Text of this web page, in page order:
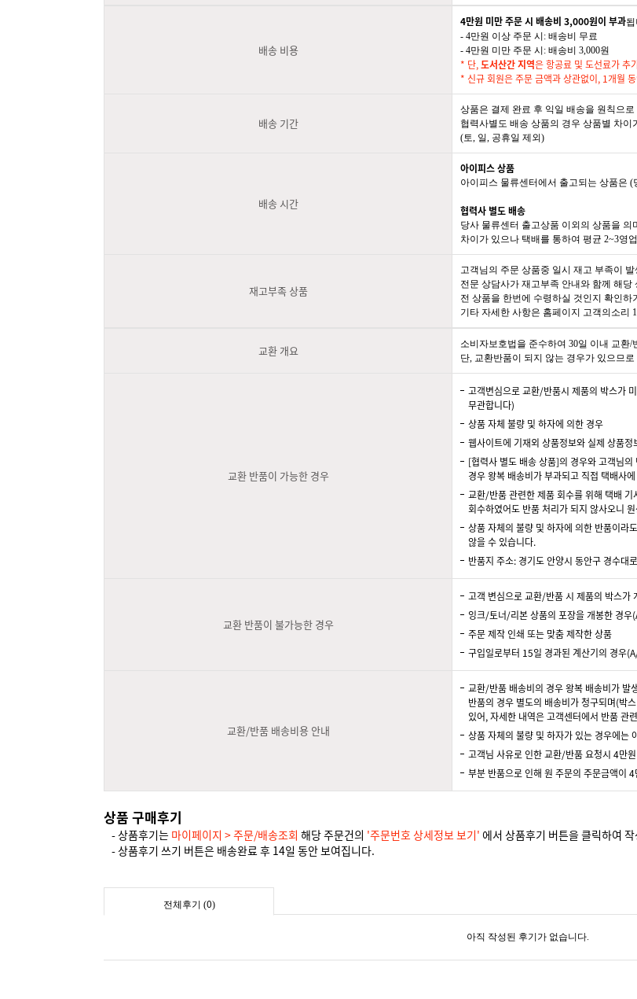
배송 비용
4만원 미만 주문 시 배송비 3,000원이 부과
- 4만원 이상 주문 시: 배송비 무료
- 4만원 미만 주문 시: 배송비 3,000원
* 단,도서산간 지역은 항공료 및 도선료가 추
* 신규 회원은 주문 금액과 상관없이, 1개월
배송 기간
상품은 결제 완료 후 익일 배송을 원칙으
협력사별도 배송 상품의 경우 상품별 차
(토, 일, 공휴일 제외)
배송 시간
아이피스 상품
아이피스 물류센터에서 출고되는 상품은
협력사 별도 배송
당사 물류센터 출고상품 이외의 상품을
차이가 있으나 택배를 통하여 평균 2~3영
재고부족 상품
고객님의 주문 상품중 일시 재고 부족이
전문 상담사가 재고부족 안내와 함께 해
전 상품을 한번에 수령하실 것인지 확인
기타 자세한 사항은 홈페이지 고객의소리
교환 개요
소비자보호법을 준수하여 30일 이내 교환/
단, 교환반품이 되지 않는 경우가 있으므
교환 반품이 가능한 경우
고객변심으로 교환/반품시 제품의 박스가
무관합니다)
상품 자체 불량 및 하자에 의한 경우
웹사이트에 기재외 상품정보와 실제 상품정
[협력사 별도 배송 상품]의 경우와 고객님
경우 왕복 배송비가 부과되고 직접 택배사
교환/반품 관련한 제품 회수를 위해 택배
회수하였어도 반품 처리가 되지 않사오니
상품 자체의 불량 및 하자에 의한 반품이라
않을 수 있습니다.
반품지 주소: 경기도 안양시 동안구 경수
교환 반품이 불가능한 경우
고객 변심으로 교환/반품 시 제품의 박스가
잉크/토너/리본 상품의 포장을 개봉한 경우
주문 제작 인쇄 또는 맞춤 제작한 상품
구입일로부터 15일 경과된 계산기의 경우
교환/반품 배송비용 안내
교환/반품 배송비의 경우 왕복 배송비가 발
반품의 경우 별도의 배송비가 청구되며(박
있어, 자세한 내역은 고객센터에서 반품 관
상품 자체의 불량 및 하자가 있는 경우에는
고객님 사유로 인한 교환/반품 요청시 4만
부분 반품으로 인해 원 주문의 주문금액이
상품 구매후기
- 상품후기는 마이페이지 > 주문/배송조회 해당 주문건의 '주문번호 상세정보 보기' 에서 상품후기 버튼을 클릭하여
- 상품후기 쓰기 버튼은 배송완료 후 14일 동안 보여집니다.
전체후기 (0)
아직 작성된 후기가 없습니다.